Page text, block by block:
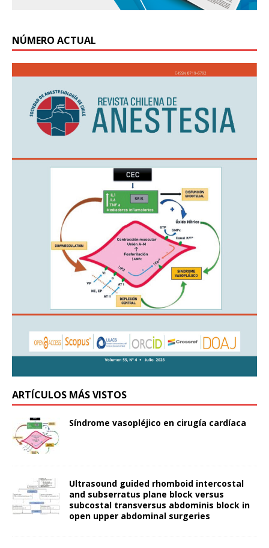
NÚMERO ACTUAL
ARTÍCULOS MÁS VISTOS
Síndrome vasopléjico en cirugía cardíaca
Ultrasound guided rhomboid intercostal
and subserratus plane block versus
subcostal transversus abdominis block in
open upper abdominal surgeries